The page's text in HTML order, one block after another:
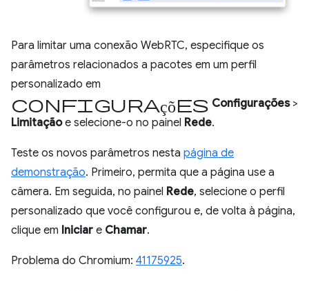
Para limitar uma conexão WebRTC, especifique os
parâmetros relacionados a pacotes em um perfil
personalizado em
Configurações Configurações>
Limitaçãoe selecione-o no painel Rede.
Teste os novos parâmetros nesta página de
demonstração. Primeiro, permita que a página use a
câmera. Em seguida, no painel Rede, selecione o perfil
personalizado que você configurou e, de volta à página,
clique em Iniciar e Chamar.
Problema do Chromium: 41175925.